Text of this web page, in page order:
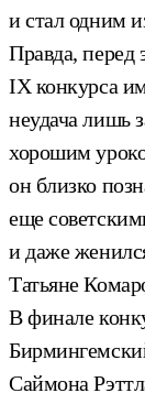
и стал одним
Правда, перед
IX конкурса
неудача лишь
хорошим
он близко
еще
и даже
Татьяне
В финале
Саймона